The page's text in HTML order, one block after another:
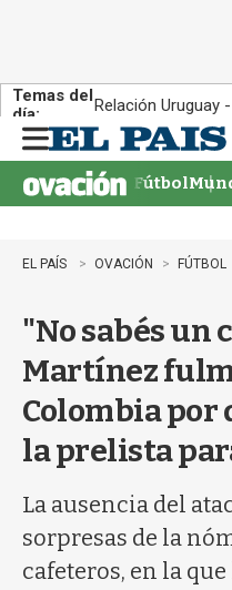
Temas del
día:
Relación Uruguay -
n
u
Fútbol
EL PAÍS OVACIÓN FÚTBOL
"No sabés un
Martínez
Colombia por
la prelista
La ausencia del
sorpresas de la
cafeteros, en la